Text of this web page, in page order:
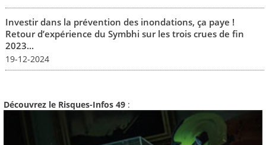
Investir dans la prévention des inondations, ça paye !
Retour d’expérience du Symbhi sur les trois crues de fin
2023...
19-12-2024
Découvrez le Risques-Infos 49 :